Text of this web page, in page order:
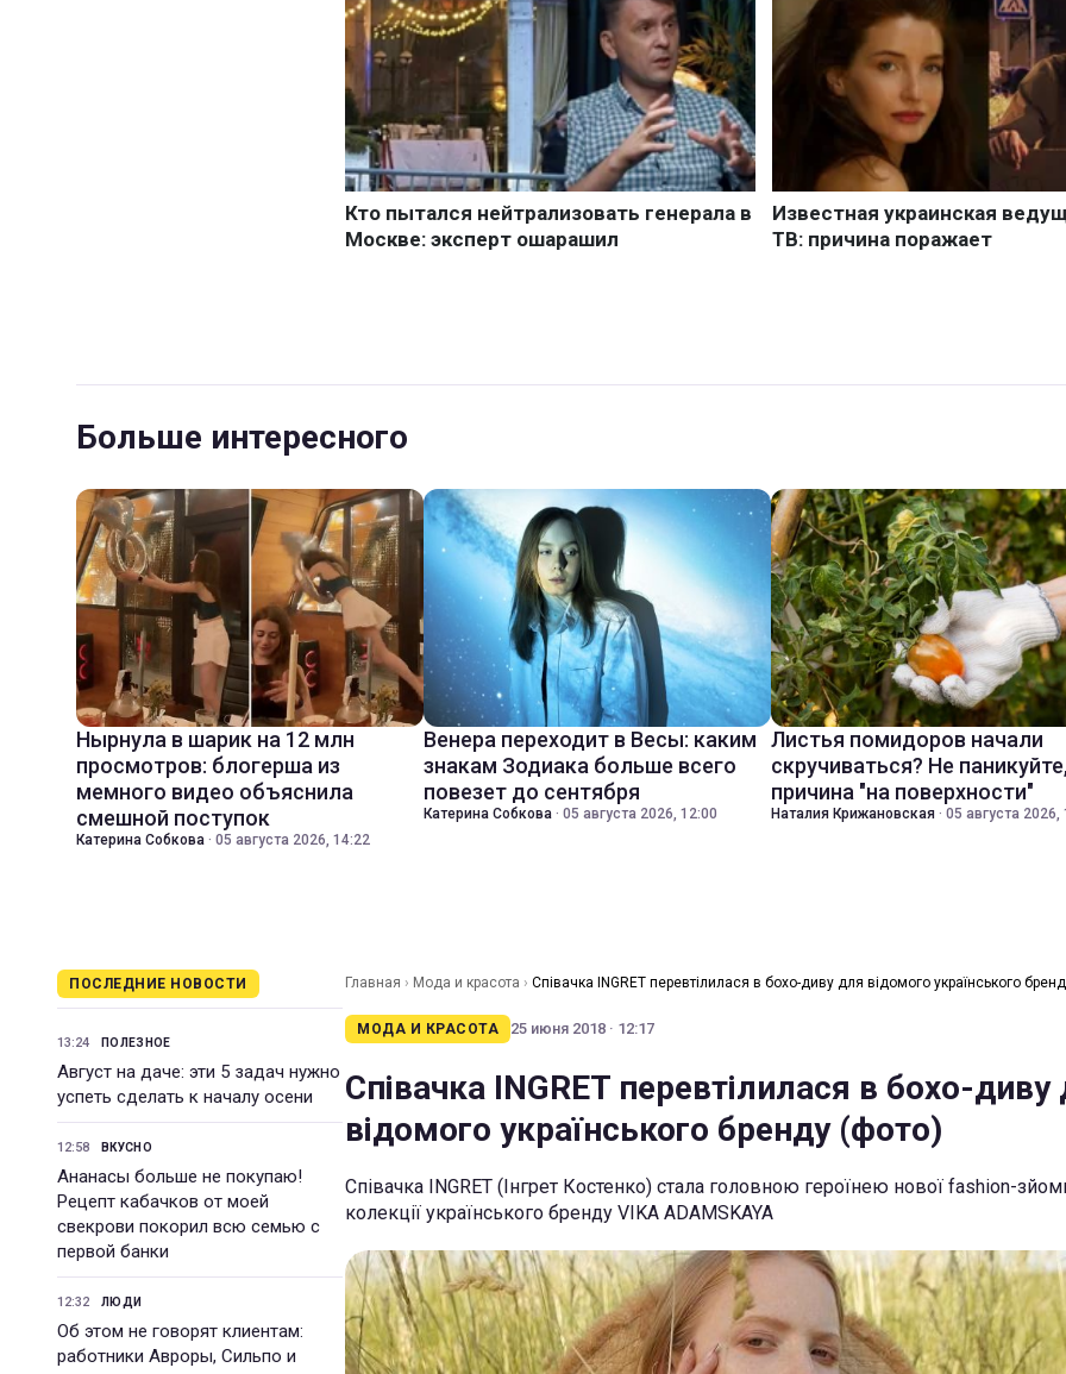
Больше интересного
Нырнула в шарик на 12 млн
просмотров: блогерша из
мемного видео объяснила
смешной поступок
Катерина Собкова · 05 августа 2026, 14:22
Венера переходит в Весы: каким
знакам Зодиака больше всего
повезет до сентября
Катерина Собкова · 05 августа 2026, 12:00
Листья помидоров начали
скручиваться? Не
причина "на поверхности"
Наталия Крижановская · 05 августа 2026,
ПОСЛЕДНИЕ НОВОСТИ
13:24 ПОЛЕЗНОЕ
Август на даче: эти 5 задач нужно
успеть сделать к началу осени
12:58 ВКУСНО
Ананасы больше не покупаю!
Рецепт кабачков от моей
свекрови покорил всю семью с
первой банки
12:32 ЛЮДИ
Об этом не говорят клиентам:
работники Авроры, Сильпо и
Главная › Мода и красота › Співачка INGRET перевтілилася в бохо-диву для відомого українського
МОДА И КРАСОТА 25 июня 2018 · 12:17
Співачка INGRET перевтілилася в бохо-диву
відомого українського бренду (фото)
Співачка INGRET (Інгрет Костенко) стала головною героїнею нової fashion-
колекції українського бренду VIKA ADAMSKAYA